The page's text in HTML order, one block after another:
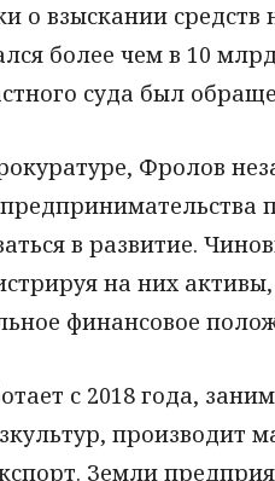
о взыскании средств
более чем в 10
суда был
Фролов
в развитие.
на них
финансовое
с 2018 года,
производит
Земли